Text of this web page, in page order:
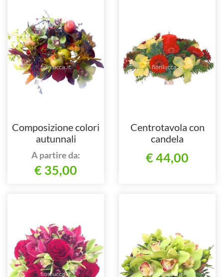
Composizione colori
autunnali
A partire da:
€ 35,00
Centrotavola con
candela
€ 44,00